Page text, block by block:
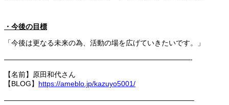
・今後の目標
「今後は更なる未来の為、活動の場を広げていきたいです。」
——————————————————————————-
【名前】原田和代さん
【BLOG】 https://ameblo.jp/kazuyo5001/
——————————————————————————–